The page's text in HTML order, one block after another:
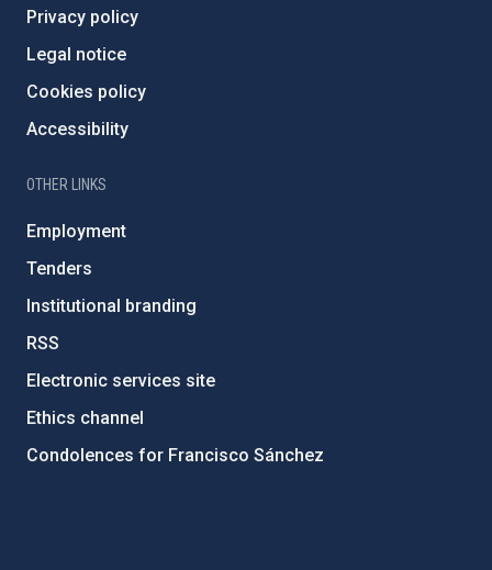
Privacy policy
Legal notice
Cookies policy
Accessibility
OTHER LINKS
Employment
Tenders
Institutional branding
RSS
Electronic services site
Ethics channel
Condolences for Francisco Sánchez